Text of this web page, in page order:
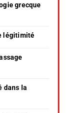
grecque
légitimité
dans la